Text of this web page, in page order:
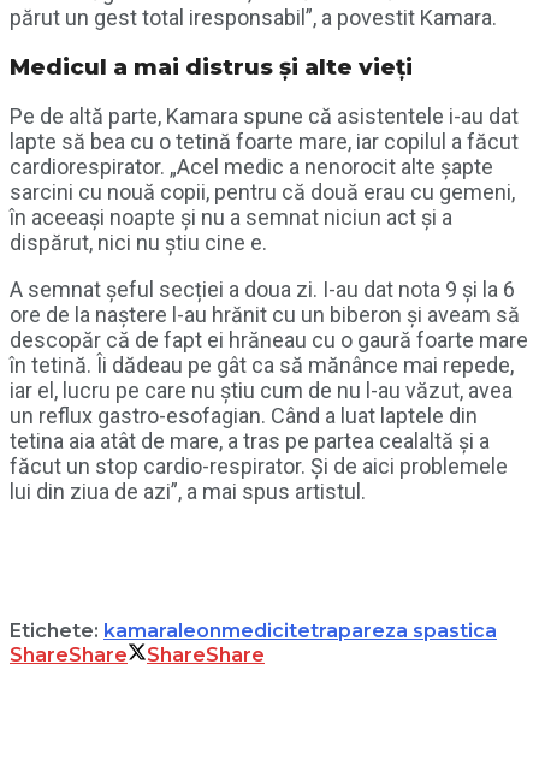
părut un gest total iresponsabil”, a povestit Kamara.
Medicul a mai distrus și alte vieți
Pe de altă parte, Kamara spune că asistentele i-au dat
lapte să bea cu o tetină foarte mare, iar copilul a făcut
cardiorespirator. „Acel medic a nenorocit alte șapte
sarcini cu nouă copii, pentru că două erau cu gemeni,
în aceeași noapte și nu a semnat niciun act și a
dispărut, nici nu știu cine e.
A semnat șeful secției a doua zi. I-au dat nota 9 și la 6
ore de la naștere l-au hrănit cu un biberon și aveam să
descopăr că de fapt ei hrăneau cu o gaură foarte mare
în tetină. Îi dădeau pe gât ca să mănânce mai repede,
iar el, lucru pe care nu știu cum de nu l-au văzut, avea
un reflux gastro-esofagian. Când a luat laptele din
tetina aia atât de mare, a tras pe partea cealaltă și a
făcut un stop cardio-respirator. Și de aici problemele
lui din ziua de azi”, a mai spus artistul.
Etichete: kamaraleonmedicitetrapareza spastica
ShareShare ShareShare